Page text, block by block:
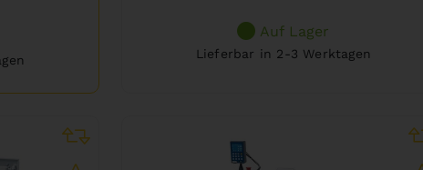
Auf Lager
Lieferbar in 2-3 Werktagen